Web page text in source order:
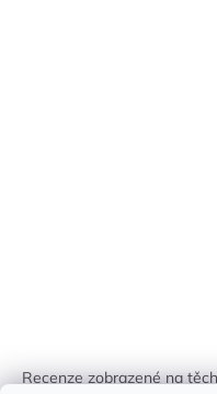
Recenze zobrazené na